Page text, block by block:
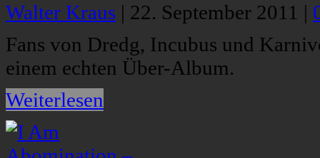
Walter Kraus | 22. September 2011 |
Fans von Dredg, Incubus und
einem echten Über-Album.
Weiterlesen